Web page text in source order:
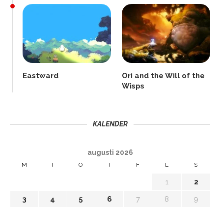
Eastward
Ori and the Will of the
Wisps
KALENDER
augusti 2026
M T O T F L S
1
2
3
4 5 6 7 8
9